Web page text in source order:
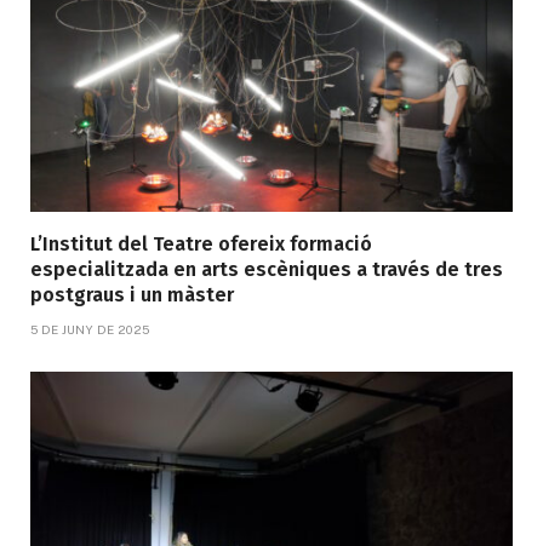
L’Institut del Teatre ofereix formació
especialitzada en arts escèniques a través de tres
postgraus i un màster
5 DE JUNY DE 2025